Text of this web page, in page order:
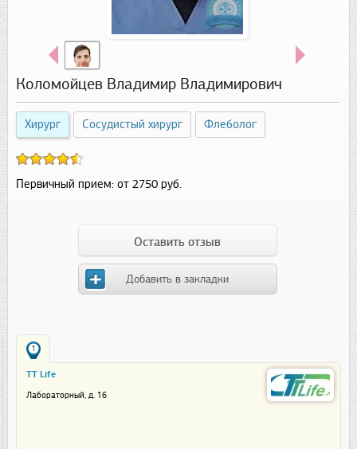
Коломойцев Владимир Владимирович
Хирург Сосудистый хирург Флеболог
Первичный прием: от 2750 руб.
Оставить отзыв
Добавить в закладки
1
TT Life
Лабораторный, д. 16